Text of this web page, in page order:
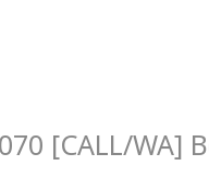
[CALL/WA]